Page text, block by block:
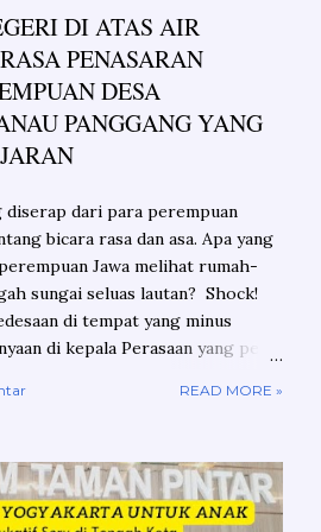
DI ATAS AIR
PENASARAN
DESA
PANGGANG YANG
diserap dari para perempuan
bicara rasa dan asa. Apa yang
Jawa melihat rumah-
sungai seluas lautan? Shock!
di tempat yang minus
di kepala Perasaan yang perlu
yang butuh jawaban Ini bukan
radar lara atau nestapa Ini
akan ternganga melihat
di kanan kiri jalan yang Anda
mulai lahir, tumbuh dan
READ MORE »